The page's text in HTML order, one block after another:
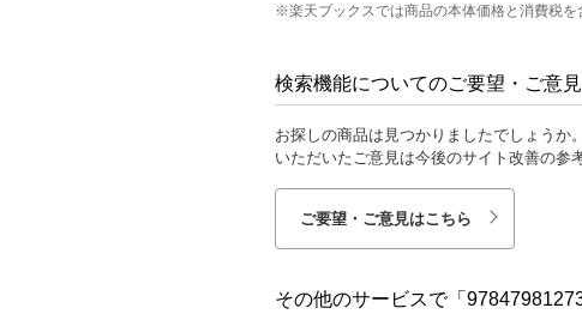
※楽天ブックスでは商品の本体価格と消費税
検索機能についてのご要望・ご意見
お探しの商品は見つかりましたでしょうか
いただいたご意見は今後のサイト改善の参
ご要望・ご意見はこちら
その他のサービスで「